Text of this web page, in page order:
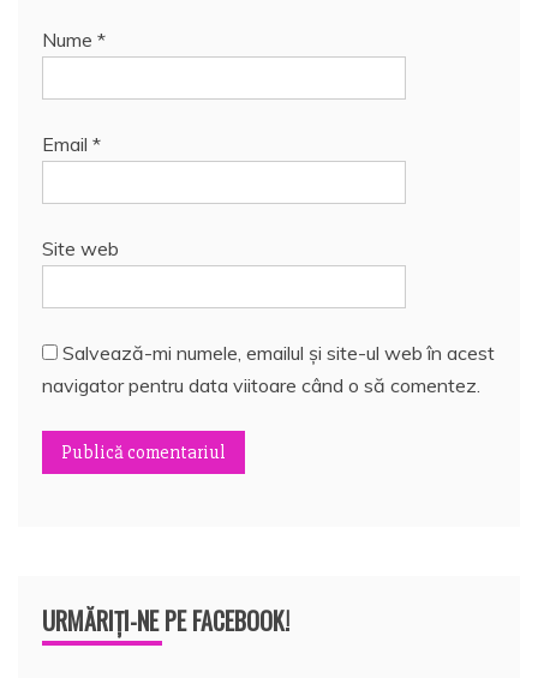
Nume *
Email *
Site web
Salvează-mi numele, emailul și site-ul web în acest
navigator pentru data viitoare când o să comentez.
URMĂRIȚI-NE PE FACEBOOK!